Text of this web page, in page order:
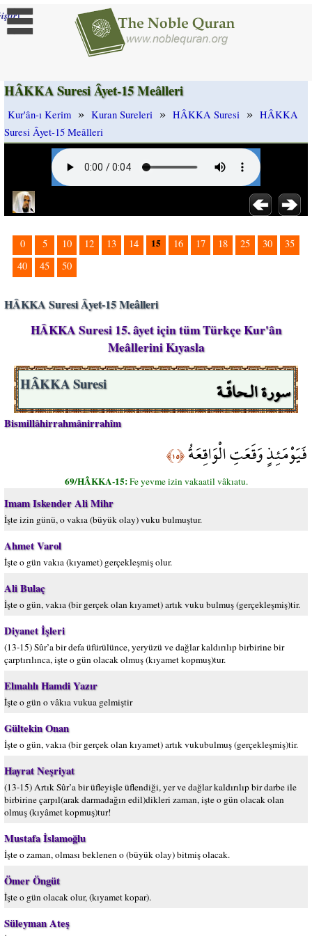
]
HÂKKA Suresi Âyet-15 Meâlleri
Kur'ân-ı Kerim » Kuran Sureleri » HÂKKA Suresi » HÂKKA
Suresi Âyet-15 Meâlleri
0 5 10 12 13 14 15 16 17 18 25 30
35
40
45 50
HÂKKA Suresi Âyet-15 Meâlleri
HÂKKA Suresi 15. âyet için tüm Türkçe Kur'ân
Meâllerini Kıyasla
سورة الـحاقّـة HÂKKA Suresi
Bismillâhirrahmânirrahîm
فَيَوْمَئِذٍ وَقَعَتِ الْوَاقِعَةُ﴿١٥﴾
69/HÂKKA-15:Fe yevme izin vakaatil vâkıatu.
Imam Iskender Ali Mihr
İşte izin günü, o vakıa (büyük olay) vuku bulmuştur.
Ahmet Varol
İşte o gün vakıa (kıyamet) gerçekleşmiş olur.
Ali Bulaç
İşte o gün, vakıa (bir gerçek olan kıyamet) artık vuku bulmuş (gerçekleşmiş)tir.
Diyanet İşleri
(13-15) Sûr’a bir defa üfürülünce, yeryüzü ve dağlar kaldırılıp birbirine bir
çarptırılınca, işte o gün olacak olmuş (kıyamet kopmuş)tur.
Elmalılı Hamdi Yazır
İşte o gün o vâkıa vukua gelmiştir
Gültekin Onan
İşte o gün, vakıa (bir gerçek olan kıyamet) artık vukubulmuş (gerçekleşmiş)tir.
Hayrat Neşriyat
(13-15) Artık Sûr’a bir üfleyişle üflendiği, yer ve dağlar kaldırılıp bir darbe ile
birbirine çarpıl(arak darmadağın edil)dikleri zaman, işte o gün olacak olan
olmuş (kıyâmet kopmuş)tur!
Mustafa İslamoğlu
İşte o zaman, olması beklenen o (büyük olay) bitmiş olacak.
Ömer Öngüt
İşte o gün olacak olur, (kıyamet kopar).
Süleyman Ateş